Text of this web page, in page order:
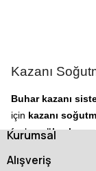
Kazanı
Buhar kazanı
için kazanı
fanlar,yüksek
sağlar.
Kurumsal
Alışveriş